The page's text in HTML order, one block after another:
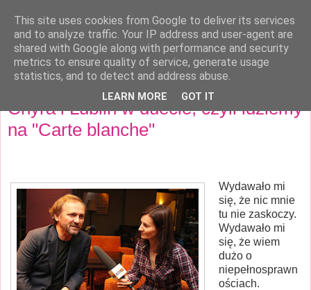
Kobieca Ekstraklasa
Chyra i Lublin w duecie, czyli idziemy
na "Carte blanche"
Wydawało mi
się, że nic mnie
tu nie zaskoczy.
Wydawało mi
się, że wiem
dużo o
niepełnosprawn
ościach.
This site uses cookies from Google to deliver its services
and to analyze traffic. Your IP address and user-agent are
shared with Google along with performance and security
metrics to ensure quality of service, generate usage
statistics, and to detect and address abuse.
LEARN MORE GOT IT